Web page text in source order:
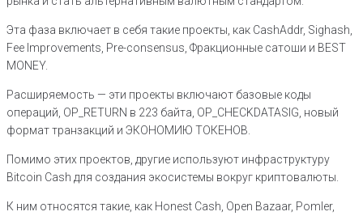
Эта фаза включает в себя такие проекты, как CashAddr, Sighash,
Fee Improvements, Pre-consensus, Фракционные сатоши и BEST
MONEY.
Расширяемость — эти проекты включают базовые коды
операций, OP_RETURN в 223 байта, OP_CHECKDATASIG, новый
формат транзакций и ЭКОНОМИЮ ТОКЕНОВ.
Помимо этих проектов, другие используют инфраструктуру
Bitcoin Cash для создания экосистемы вокруг криптовалюты.
К ним относятся такие, как Honest Cash, Open Bazaar, Pomler,